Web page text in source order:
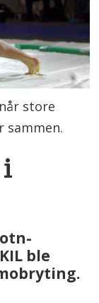
store
sammen.
ble